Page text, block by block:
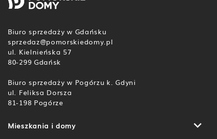
Biuro sprzedaży w Gdańsku
sprzedaz@pomorskiedomy.pl
ul. Kielnieńska 57
80-299 Gdańsk
Biuro sprzedaży w Pogórzu k. Gdyni
ul. Feliksa Dorsza
81-198 Pogórze
Mieszkania i domy